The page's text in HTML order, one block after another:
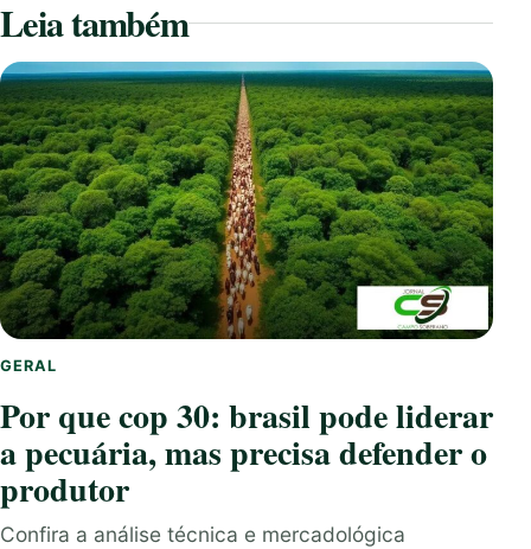
Leia também
GERAL
Por que cop 30: brasil pode liderar
a pecuária, mas precisa defender o
produtor
Confira a análise técnica e mercadológica